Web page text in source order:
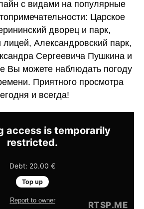
с видами на популярные
Царское
дворец и парк,
лицей, Александровский парк,
Сергеевича Пушкина и
Вы можете наблюдать погоду
Приятного просмотра
и всегда!